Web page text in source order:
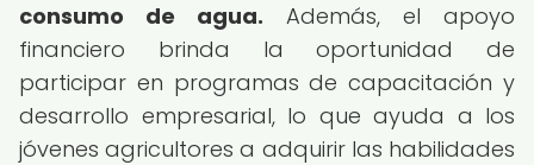
consumo de agua. Además, el apoyo
financiero brinda la oportunidad de
participar en programas de capacitación y
desarrollo empresarial, lo que ayuda a los
jóvenes agricultores a adquirir las habilidades